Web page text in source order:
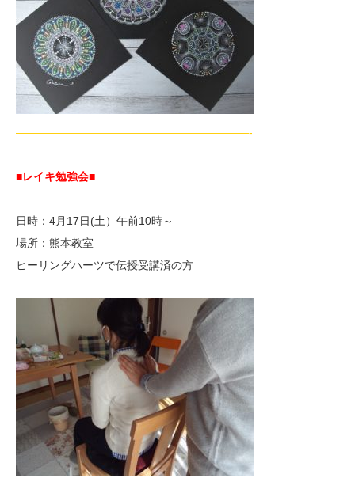
—————————————————————-
■レイキ勉強会■
日時：4月17日(土）午前10時～
場所：熊本教室
ヒーリングハーツで伝授受講済の方